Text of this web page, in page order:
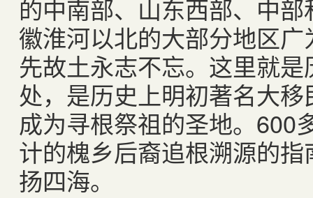
的中南部、山东西部、中
徽淮河以北的大部分地区
先故土永志不忘。这里就
处，是历史上明初著名大
成为寻根祭祖的圣地。 600
计的槐乡后裔追根溯源的
扬四海。